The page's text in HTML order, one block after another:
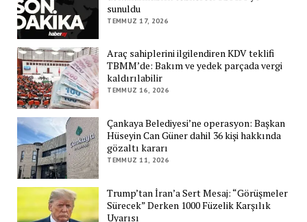
sunuldu
TEMMUZ 17, 2026
Araç sahiplerini ilgilendiren KDV teklifi
TBMM’de: Bakım ve yedek parçada vergi
kaldırılabilir
TEMMUZ 16, 2026
Çankaya Belediyesi’ne operasyon: Başkan
Hüseyin Can Güner dahil 36 kişi hakkında
gözaltı kararı
TEMMUZ 11, 2026
Trump’tan İran’a Sert Mesaj: “Görüşmeler
Sürecek” Derken 1000 Füzelik Karşılık
Uyarısı